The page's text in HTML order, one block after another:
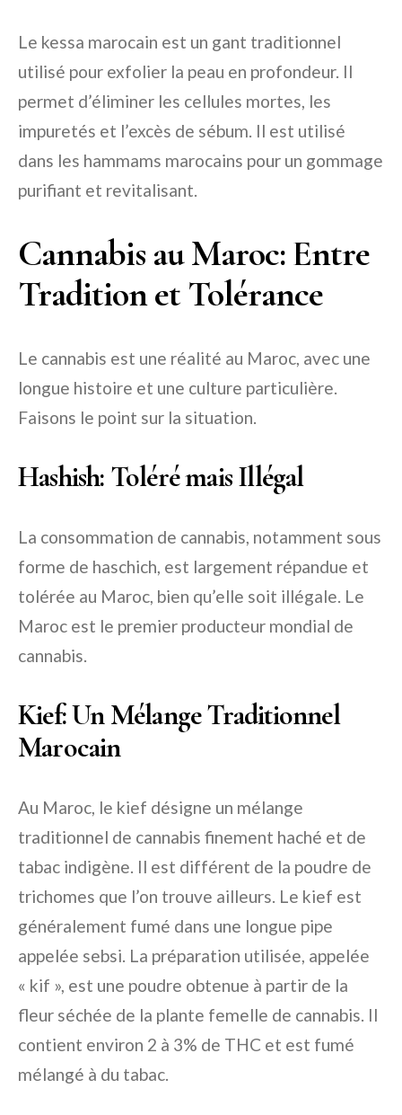
Le kessa marocain est un gant traditionnel
utilisé pour exfolier la peau en profondeur. Il
permet d’éliminer les cellules mortes, les
impuretés et l’excès de sébum. Il est utilisé
dans les hammams marocains pour un gommage
purifiant et revitalisant.
Cannabis au Maroc: Entre
Tradition et Tolérance
Le cannabis est une réalité au Maroc, avec une
longue histoire et une culture particulière.
Faisons le point sur la situation.
Hashish: Toléré mais Illégal
La consommation de cannabis, notamment sous
forme de haschich, est largement répandue et
tolérée au Maroc, bien qu’elle soit illégale. Le
Maroc est le premier producteur mondial de
cannabis.
Kief: Un Mélange Traditionnel
Marocain
Au Maroc, le kief désigne un mélange
traditionnel de cannabis finement haché et de
tabac indigène. Il est différent de la poudre de
trichomes que l’on trouve ailleurs. Le kief est
généralement fumé dans une longue pipe
appelée sebsi. La préparation utilisée, appelée
« kif », est une poudre obtenue à partir de la
fleur séchée de la plante femelle de cannabis. Il
contient environ 2 à 3% de THC et est fumé
mélangé à du tabac.